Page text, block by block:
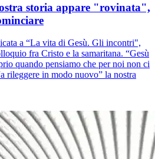
storia appare "rovinata",
a “La vita di Gesù. Gli incontri",
fra Cristo e la samaritana. “Gesù
quando pensiamo che per noi non ci
rileggere in modo nuovo” la nostra